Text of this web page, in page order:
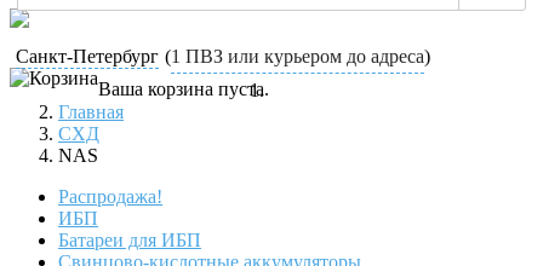
Санкт-Петербург (1 ПВЗ или курьером до адреса)
Ваша корзина пуста.
Главная
СХД
NAS
Распродажа!
ИБП
Батареи для ИБП
Свинцово-кислотные аккумуляторы